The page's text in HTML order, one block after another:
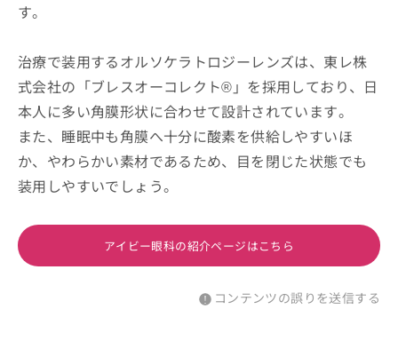
す。
治療で装用するオルソケラトロジーレンズは、東レ株
式会社の「ブレスオーコレクト®」を採用しており、日
本人に多い角膜形状に合わせて設計されています。
また、睡眠中も角膜へ十分に酸素を供給しやすいほ
か、やわらかい素材であるため、目を閉じた状態でも
装用しやすいでしょう。
アイビー眼科の紹介ページはこちら
コンテンツの誤りを送信する